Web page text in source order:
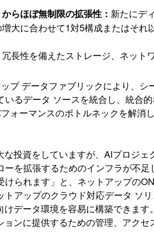
らほぼ無制限の拡張性： 新たにデ
大に合わせて1対5構成またはそ
冗長性を備えたストレージ、ネット
プ データファブリックにより、
いるデータ ソースを統合し、統合
ォーマンスのボトルネックを解消
な投資をしていますが、AIプロジ
ーを拡張するためのインフラが不
けられます」と、ネットアップの
トアップのクラウド対応データ ソ
けデータ環境を容易に構築できま
ンに提供するための管理、アク